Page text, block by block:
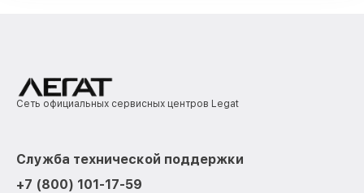
Сеть официальных сервисных центров Legat
Служба технической поддержки
+7 (800) 101-17-59